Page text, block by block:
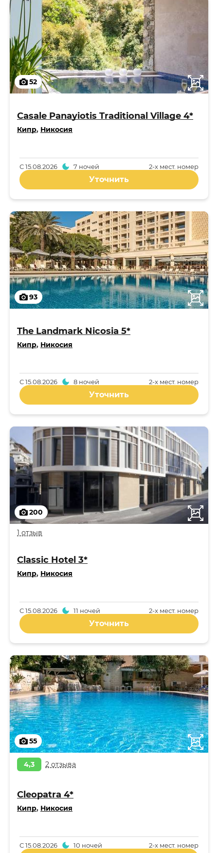
52
Casale Panayiotis Traditional Village 4*
Кипр, Никосия
2-x мест. номер
С15.08.2026 7 ночей
Уточнить
93
The Landmark Nicosia 5*
Кипр, Никосия
2-x мест. номер
С15.08.2026 8 ночей
Уточнить
200
1 отзыв
Classic Hotel 3*
Кипр, Никосия
2-x мест. номер
С15.08.2026 11 ночей
Уточнить
55
4,3 2 отзыва
Cleopatra 4*
Кипр, Никосия
2-x мест. номер
С15.08.2026 10 ночей